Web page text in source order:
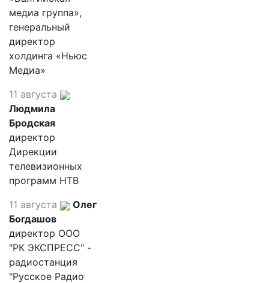
медиа группа»,
генеральный
директор
холдинга «Ньюс
Медиа»
11 августа
Людмила
Бродская
директор
Дирекции
телевизионных
программ НТВ
11 августа
Олег
Богдашов
директор ООО
"РК ЭКСПРЕСС" -
радиостанция
"Русское Радио